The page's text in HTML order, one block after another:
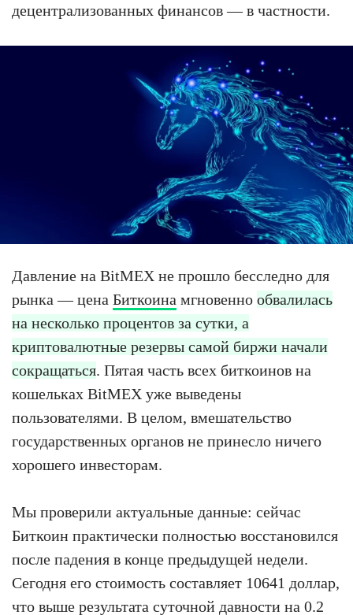
децентрализованных финансов — в частности.
Давление на BitMEX не прошло бесследно для
рынка — цена Биткоина мгновенно обвалилась
на несколько процентов за сутки, а
криптовалютные резервы самой биржи начали
сокращаться. Пятая часть всех биткоинов на
кошельках BitMEX уже выведены
пользователями. В целом, вмешательство
государственных органов не принесло ничего
хорошего инвесторам.
Мы проверили актуальные данные: сейчас
Биткоин практически полностью восстановился
после падения в конце предыдущей недели.
Сегодня его стоимость составляет 10641 доллар,
что выше результата суточной давности на 0.2